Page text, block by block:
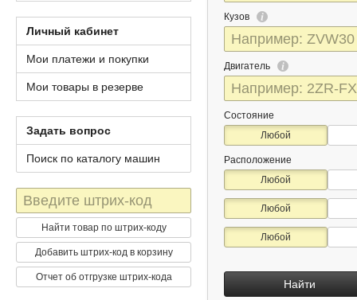
Кузов
Двигатель
Состояние
Любой
Расположение
Любой
Любой
Любой
Найти
Личный кабинет
Мои платежи и покупки
Мои товары в резерве
Задать вопрос
Поиск по каталогу машин
Штрих-
код
Найти товар по штрих-коду
Добавить штрих-код в корзину
Отчет об отгрузке штрих-кода